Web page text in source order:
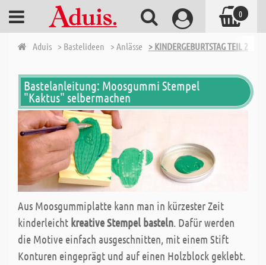
Aduis > Bastelideen > Anlässe > KINDERGEBURTSTAG TEIL 2
Bastelanleitung: Moosgummi Stempel
"Kaktus" selbermachen
Aus Moosgummiplatte kann man in kürzester Zeit
kinderleicht kreative Stempel basteln. Dafür werden
die Motive einfach ausgeschnitten, mit einem Stift
Konturen eingeprägt und auf einen Holzblock geklebt.
0